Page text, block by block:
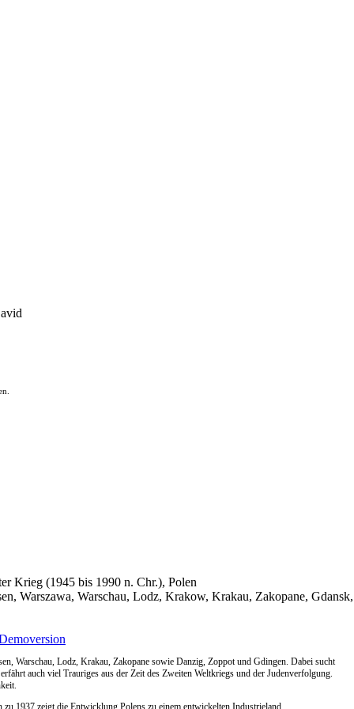
Krieg (1945 bis 1990 n. Chr.), Polen
Warszawa, Warschau, Lodz, Krakow, Krakau, Zakopane,
Warschau, Lodz, Krakau, Zakopane sowie Danzig, Zoppot und Gdingen. Dabei sucht
auch viel Trauriges aus der Zeit des Zweiten Weltkriegs und der Judenverfolgung.
1937 zeigt die Entwicklung Polens zu einem entwickelten Industrieland.